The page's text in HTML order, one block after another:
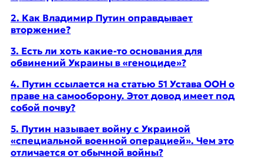
D
E
R
Е
в
о
п
е
2. Как Владимир Путин оправдывает
вторжение?
3. Есть ли хоть какие-то основания для
обвинений Украины в «геноциде»?
4. Путин ссылается на статью 51 Устава ООН о
праве на самооборону. Этот довод имеет под
собой почву?
5. Путин называет войну с Украиной
«специальной военной операцией». Чем это
отличается от обычной войны?